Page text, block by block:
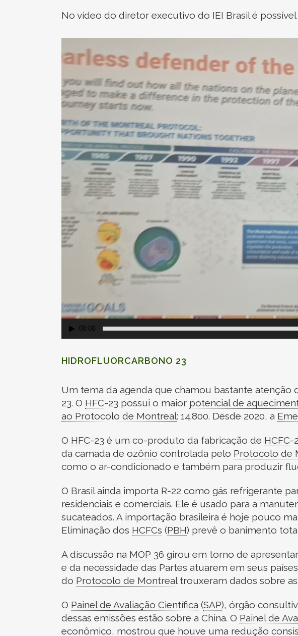
No vídeo do diretor executivo do IEI Brasil é
de
00:00
HIDROFLUORCARBONO 23
Um tema da agenda que chamou bastante atenção
23. O HFC-23 possui o maior potencial de
ao Protocolo de Montreal: 14.800. Desde 2020, a
O HFC-23 é um co-produto da fabricação de HCFC-
da camada de ozônio controlada pelo Protocolo de
como o ar-condicionado e também para produzir
O Brasil ainda importa R-22 como gás refrigerante
residenciais e comerciais. Ele é usado para a
sucateados. A importação brasileira é hoje pouco
Eliminação dos HCFCs (PBH) prevê o banimento
A discussão na MOP 36 girou em torno de
e da necessidade das Partes atuarem em seus
do Protocolo de Montreal trouxeram dados sobre
O Painel de Avaliação Científica (SAP), órgão
dessas emissões estão sobre a China. O Painel de
econômico, mostrou que houve uma redução